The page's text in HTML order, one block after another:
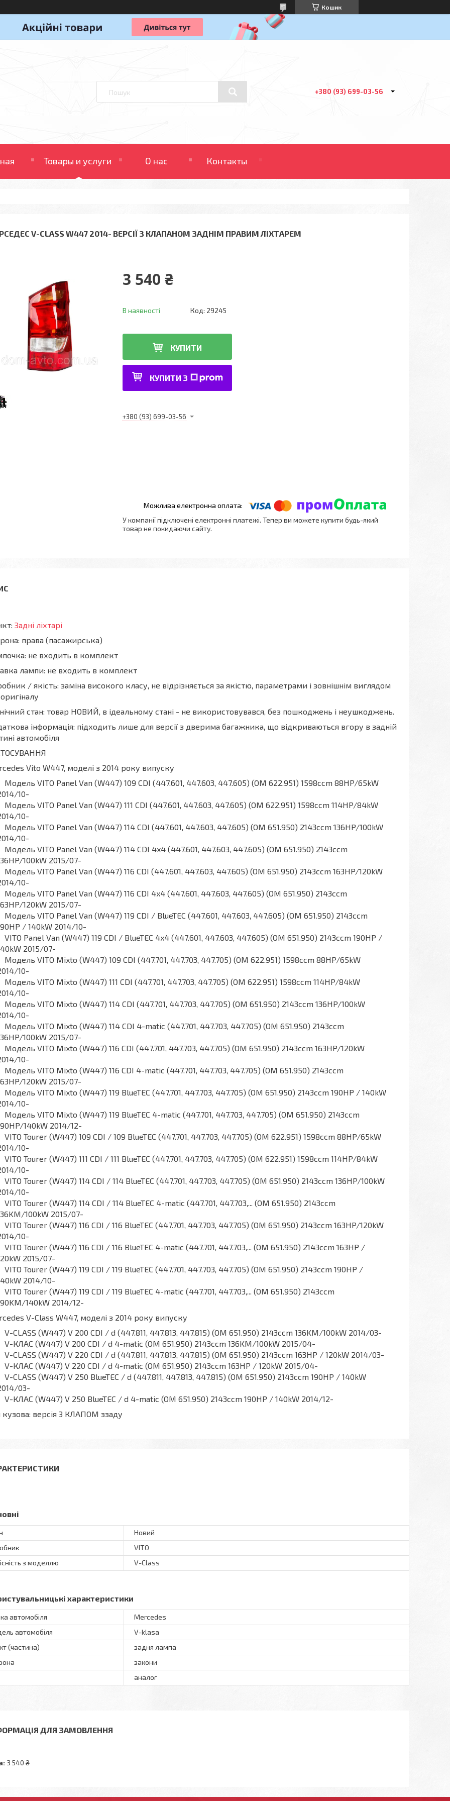
Кошик
+380 (93) 699-03-56
Товары и услуги О нас Контакты
V-CLASS W447 2014- ВЕРСІЇ З КЛАПАНОМ ЗАДНІМ ПРАВИМ ЛІХТАРЕМ
3 540 ₴
В наявності Код: 29245
КУПИТИ
КУПИТИ З
+380 (93) 699-03-56
У компанії підключені електронні платежі. Тепер ви можете купити будь-який
товар не покидаючи сайту.
Задні ліхтарі
права (пасажирська)
не входить в комплект
лампи: не входить в комплект
/ якість: заміна високого класу, не відрізняється за якістю, параметрами і зовнішнім виглядом
стан: товар НОВИЙ, в ідеальному стані - не використовувався, без пошкоджень і неушкоджень.
інформація: підходить лише для версії з дверима багажника, що відкриваються вгору в задній
автомобіля
Vito W447, моделі з 2014 року випуску
Модель VITO Panel Van (W447) 109 CDI (447.601, 447.603, 447.605) (OM 622.951) 1598ccm 88HP/65kW
10-
Модель VITO Panel Van (W447) 111 CDI (447.601, 447.603, 447.605) (OM 622.951) 1598ccm 114HP/84kW
10-
Модель VITO Panel Van (W447) 114 CDI (447.601, 447.603, 447.605) (OM 651.950) 2143ccm 136HP/100kW
10-
Модель VITO Panel Van (W447) 114 CDI 4x4 (447.601, 447.603, 447.605) (OM 651.950) 2143ccm
100kW 2015/07-
Модель VITO Panel Van (W447) 116 CDI (447.601, 447.603, 447.605) (OM 651.950) 2143ccm 163HP/120kW
10-
Модель VITO Panel Van (W447) 116 CDI 4x4 (447.601, 447.603, 447.605) (OM 651.950) 2143ccm
120kW 2015/07-
Модель VITO Panel Van (W447) 119 CDI / BlueTEC (447.601, 447.603, 447.605) (OM 651.950) 2143ccm
/ 140kW 2014/10-
VITO Panel Van (W447) 119 CDI / BlueTEC 4x4 (447.601, 447.603, 447.605) (OM 651.950) 2143ccm 190HP /
2015/07-
Модель VITO Mixto (W447) 109 CDI (447.701, 447.703, 447.705) (OM 622.951) 1598ccm 88HP/65kW
10-
Модель VITO Mixto (W447) 111 CDI (447.701, 447.703, 447.705) (OM 622.951) 1598ccm 114HP/84kW
10-
Модель VITO Mixto (W447) 114 CDI (447.701, 447.703, 447.705) (OM 651.950) 2143ccm 136HP/100kW
10-
Модель VITO Mixto (W447) 114 CDI 4-matic (447.701, 447.703, 447.705) (OM 651.950) 2143ccm
100kW 2015/07-
Модель VITO Mixto (W447) 116 CDI (447.701, 447.703, 447.705) (OM 651.950) 2143ccm 163HP/120kW
10-
Модель VITO Mixto (W447) 116 CDI 4-matic (447.701, 447.703, 447.705) (OM 651.950) 2143ccm
120kW 2015/07-
Модель VITO Mixto (W447) 119 BlueTEC (447.701, 447.703, 447.705) (OM 651.950) 2143ccm 190HP / 140kW
10-
Модель VITO Mixto (W447) 119 BlueTEC 4-matic (447.701, 447.703, 447.705) (OM 651.950) 2143ccm
140kW 2014/12-
VITO Tourer (W447) 109 CDI / 109 BlueTEC (447.701, 447.703, 447.705) (OM 622.951) 1598ccm 88HP/65kW
10-
VITO Tourer (W447) 111 CDI / 111 BlueTEC (447.701, 447.703, 447.705) (OM 622.951) 1598ccm 114HP/84kW
10-
VITO Tourer (W447) 114 CDI / 114 BlueTEC (447.701, 447.703, 447.705) (OM 651.950) 2143ccm 136HP/100kW
10-
VITO Tourer (W447) 114 CDI / 114 BlueTEC 4-matic (447.701, 447.703,... (OM 651.950) 2143ccm
100kW 2015/07-
VITO Tourer (W447) 116 CDI / 116 BlueTEC (447.701, 447.703, 447.705) (OM 651.950) 2143ccm 163HP/120kW
10-
VITO Tourer (W447) 116 CDI / 116 BlueTEC 4-matic (447.701, 447.703,... (OM 651.950) 2143ccm 163HP /
2015/07-
VITO Tourer (W447) 119 CDI / 119 BlueTEC (447.701, 447.703, 447.705) (OM 651.950) 2143ccm 190HP /
2014/10-
VITO Tourer (W447) 119 CDI / 119 BlueTEC 4-matic (447.701, 447.703,... (OM 651.950) 2143ccm
140kW 2014/12-
V-Class W447, моделі з 2014 року випуску
V-CLASS (W447) V 200 CDI / d (447.811, 447.813, 447.815) (OM 651.950) 2143ccm 136KM/100kW 2014/03-
V-КЛАС (W447) V 200 CDI / d 4-matic (OM 651.950) 2143ccm 136KM/100kW 2015/04-
V-CLASS (W447) V 220 CDI / d (447.811, 447.813, 447.815) (OM 651.950) 2143ccm 163HP / 120kW 2014/03-
V-КЛАС (W447) V 220 CDI / d 4-matic (OM 651.950) 2143ccm 163HP / 120kW 2015/04-
V-CLASS (W447) V 250 BlueTEC / d (447.811, 447.813, 447.815) (OM 651.950) 2143ccm 190HP / 140kW
03-
V-КЛАС (W447) V 250 BlueTEC / d 4-matic (OM 651.950) 2143ccm 190HP / 140kW 2014/12-
кузова: версія З КЛАПОМ ззаду
Новий
VITO
з моделлю
V-Class
характеристики
автомобіля
Mercedes
автомобіля
V-klasa
(частина)
задня лампа
закони
аналог
ДЛЯ ЗАМОВЛЕННЯ
3 540 ₴